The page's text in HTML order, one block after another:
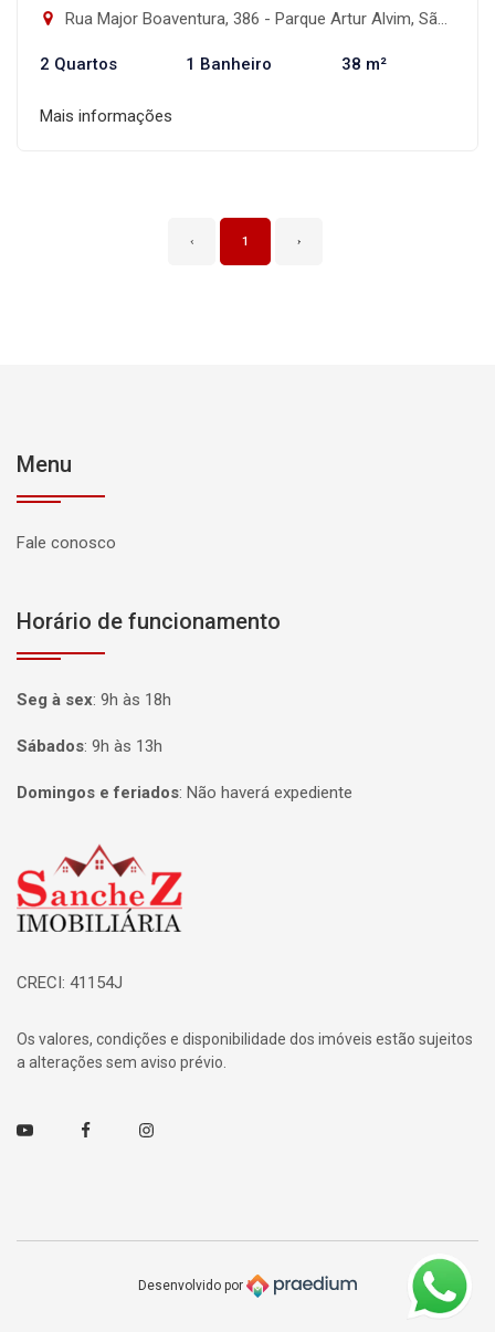
Rua Major Boaventura, 386 - Parque Artur Alvim, São Paulo-SP
2 Quartos 1 Banheiro 38 m²
Mais informações
‹ 1 ›
Menu
Fale conosco
Horário de funcionamento
Seg à sex: 9h às 18h
Sábados: 9h às 13h
Domingos e feriados: Não haverá expediente
Página inicial
CRECI: 41154J
Os valores, condições e disponibilidade dos imóveis estão sujeitos
a alterações sem aviso prévio.
Youtube FacebookInstagram
Desenvolvido por